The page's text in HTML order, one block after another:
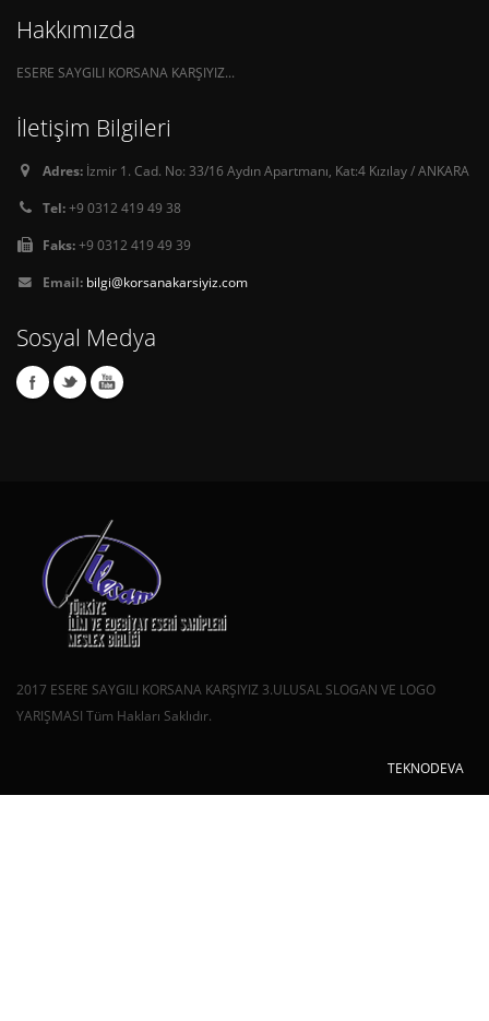
Hakkımızda
ESERE SAYGILI KORSANA KARŞIYIZ...
İletişim Bilgileri
Adres: İzmir 1. Cad. No: 33/16 Aydın Apartmanı, Kat:4 Kızılay / ANKARA
Tel:+9 0312 419 49 38
Faks:+9 0312 419 49 39
Email: bilgi@korsanakarsiyiz.com
Sosyal Medya
2017 ESERE SAYGILI KORSANA KARŞIYIZ 3.ULUSAL SLOGAN VE LOGO
YARIŞMASI Tüm Hakları Saklıdır.
TEKNODEVA